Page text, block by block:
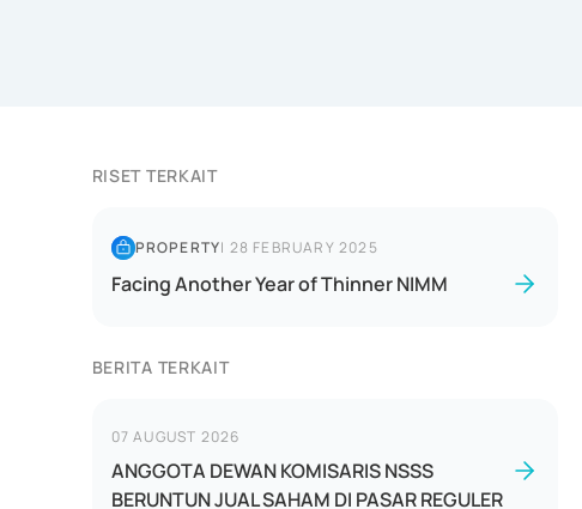
RISET TERKAIT
PROPERTY| 28 FEBRUARY 2025
Facing Another Year of Thinner NIMM
BERITA TERKAIT
07 AUGUST 2026
ANGGOTA DEWAN KOMISARIS NSSS
BERUNTUN JUAL SAHAM DI PASAR REGULER